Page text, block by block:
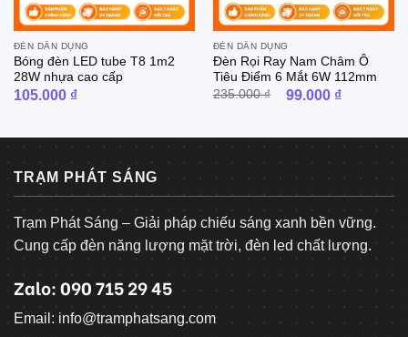
ĐÈN DÂN DỤNG
Bóng đèn LED tube T8 1m2
28W nhựa cao cấp
105.000 ₫
ĐÈN DÂN DỤNG
Đèn Rọi Ray Nam Châm Ô
Tiêu Điểm 6 Mắt 6W 112mm
235.000₫
Giá
gốc
99.000 ₫
99.000
TRẠM PHÁT SÁNG
Trạm Phát Sáng – Giải pháp chiếu sáng xanh bền vững.
Cung cấp đèn năng lượng mặt trời, đèn led chất lượng.
Zalo: 090 715 29 45
Email: info@tramphatsang.com